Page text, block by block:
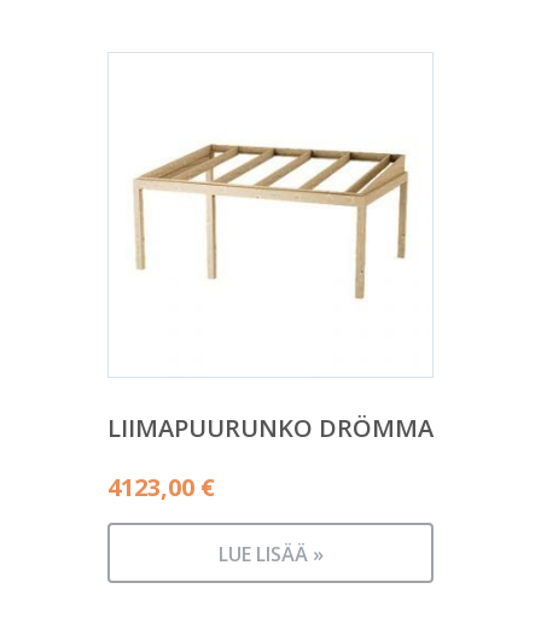
LIIMAPUURUNKO DRÖMMA
4123,00 €
LUE LISÄÄ »